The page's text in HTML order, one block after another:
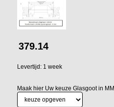
379.14
Levertijd: 1 week
Maak hier Uw keuze Glasgoot in MM